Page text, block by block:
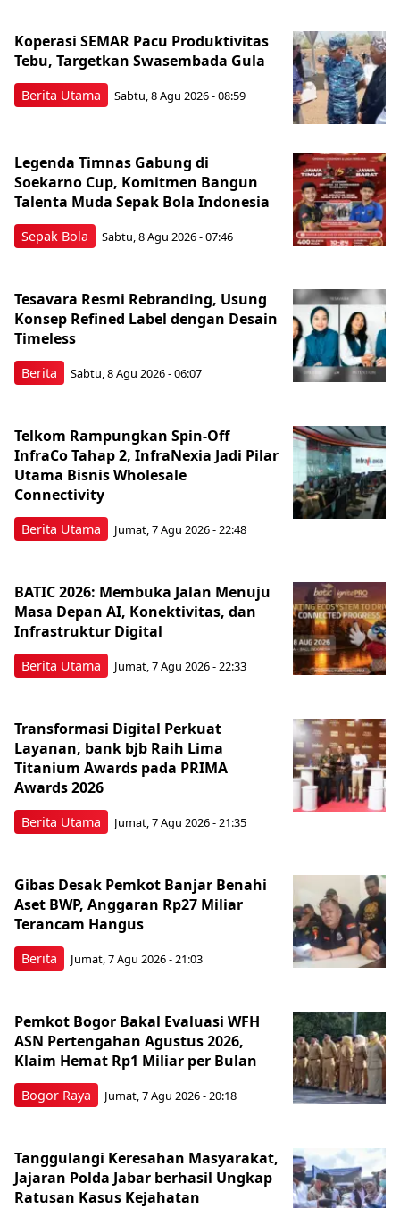
Berita Utama
Koperasi SEMAR Pacu Produktivitas
Tebu, Targetkan Swasembada Gula
Sabtu, 8 Agu 2026 - 08:59
Sepak Bola
Legenda Timnas Gabung di
Soekarno Cup, Komitmen Bangun
Talenta Muda Sepak Bola Indonesia
Sabtu, 8 Agu 2026 - 07:46
Berita
Tesavara Resmi Rebranding, Usung
Konsep Refined Label dengan Desain
Timeless
Sabtu, 8 Agu 2026 - 06:07
Berita Utama
Telkom Rampungkan Spin-Off
InfraCo Tahap 2, InfraNexia Jadi Pilar
Utama Bisnis Wholesale
Connectivity
Jumat, 7 Agu 2026 - 22:48
Berita Utama
BATIC 2026: Membuka Jalan Menuju
Masa Depan AI, Konektivitas, dan
Infrastruktur Digital
Jumat, 7 Agu 2026 - 22:33
Berita Utama
Transformasi Digital Perkuat
Layanan, bank bjb Raih Lima
Titanium Awards pada PRIMA
Awards 2026
Jumat, 7 Agu 2026 - 21:35
Berita
Gibas Desak Pemkot Banjar Benahi
Aset BWP, Anggaran Rp27 Miliar
Terancam Hangus
Jumat, 7 Agu 2026 - 21:03
Bogor Raya
Pemkot Bogor Bakal Evaluasi WFH
ASN Pertengahan Agustus 2026,
Klaim Hemat Rp1 Miliar per Bulan
Jumat, 7 Agu 2026 - 20:18
Tanggulangi Keresahan Masyarakat,
Jajaran Polda Jabar berhasil Ungkap
Ratusan Kasus Kejahatan